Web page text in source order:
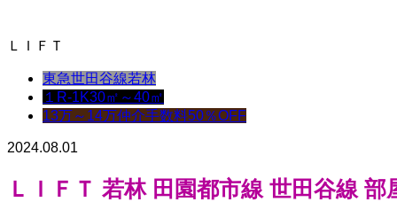
ＬＩＦＴ
東急世田谷線若林
１R-1K30㎡～40㎡
13万～14万仲介手数料50％OFF
2024.08.01
ＬＩＦＴ 若林 田園都市線 世田谷線